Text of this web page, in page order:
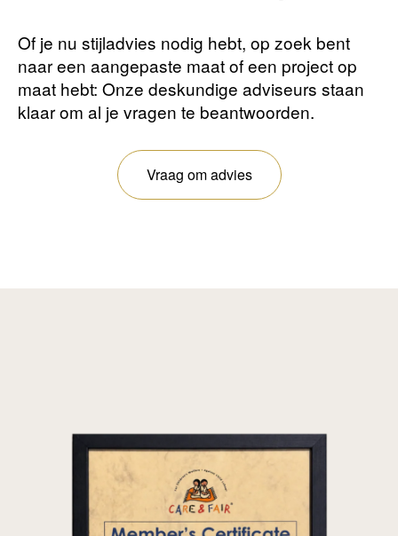
Of je nu stijladvies nodig hebt, op zoek bent
naar een aangepaste maat of een project op
maat hebt: Onze deskundige adviseurs staan ​​
klaar om al je vragen te beantwoorden.
Vraag om advies